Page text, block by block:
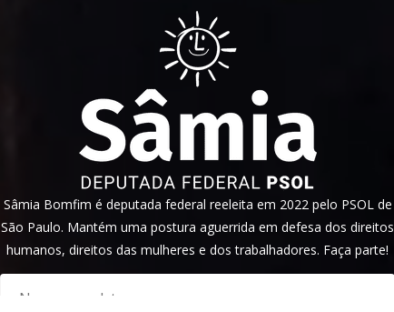
Sâmia Bomfim é deputada federal reeleita em 2022 pelo PSOL de
São Paulo. Mantém uma postura aguerrida em defesa dos direitos
humanos, direitos das mulheres e dos trabalhadores. Faça parte!